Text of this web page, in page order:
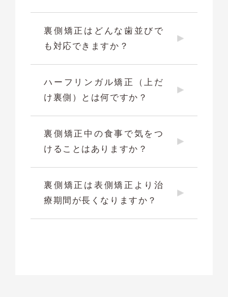
裏側矯正はどんな歯並びで
も対応できますか？
ハーフリンガル矯正（上だ
け裏側）とは何ですか？
裏側矯正中の食事で気をつ
けることはありますか？
裏側矯正は表側矯正より治
療期間が長くなりますか？